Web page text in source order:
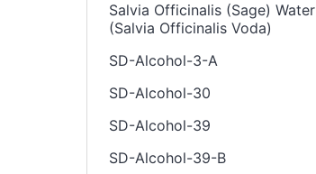
Salvia Officinalis (Sage) Water
(Salvia Officinalis Voda)
SD-Alcohol-3-A
SD-Alcohol-30
SD-Alcohol-39
SD-Alcohol-39-B